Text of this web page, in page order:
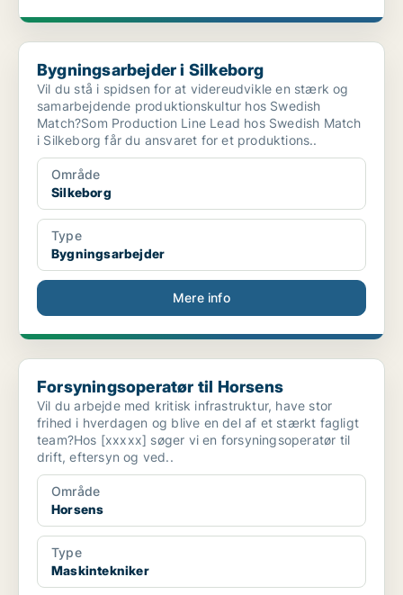
Bygningsarbejder i Silkeborg
Bygningsarbejder i Silkeborg
Vil du stå i spidsen for at videreudvikle en stærk og
samarbejdende produktionskultur hos Swedish
Match?Som Production Line Lead hos Swedish Match
i Silkeborg får du ansvaret for et produktions..
Område
Silkeborg
Type
Bygningsarbejder
Mere info
Forsyningsoperatør til Horsens
Forsyningsoperatør til Horsens
Vil du arbejde med kritisk infrastruktur, have stor
frihed i hverdagen og blive en del af et stærkt fagligt
team?Hos [xxxxx] søger vi en forsyningsoperatør til
drift, eftersyn og ved..
Område
Horsens
Type
Maskintekniker